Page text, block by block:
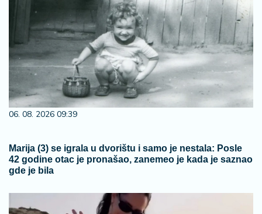
06. 08. 2026 09:39
Marija (3) se igrala u dvorištu i samo je nestala: Posle
42 godine otac je pronašao, zanemeo je kada je saznao
gde je bila